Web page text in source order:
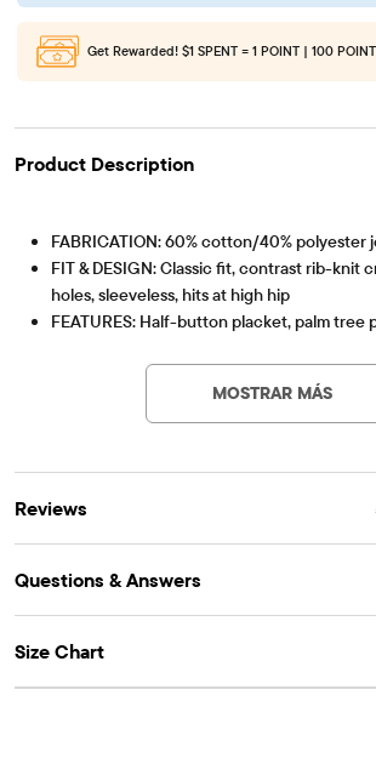
Get Rewarded! $1 SPENT = 1 POINT | 100
Product Description
FABRICATION: 60% cotton/40% polyester
FIT & DESIGN: Classic fit, contrast rib-knit
holes, sleeveless, hits at high hip
FEATURES: Half-button placket, palm tree
MOSTRAR MÁS
Reviews
Questions & Answers
Size Chart